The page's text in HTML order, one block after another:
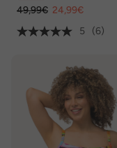
49,99€ 24,99€
5
(6)